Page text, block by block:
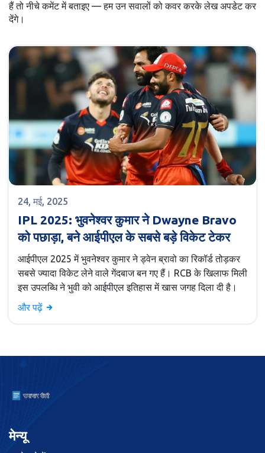
हैं तो नीचे कमेंट में बताइए — हम उन सवालों को कवर करके लेख अपडेट कर
देंगे।
24, मई, 2025
IPL 2025: भुवनेश्वर कुमार ने Dwayne Bravo
को पछाड़ा, बने आईपीएल के सबसे बड़े विकेट टेकर
आईपीएल 2025 में भुवनेश्वर कुमार ने ड्वेन ब्रावो का रिकॉर्ड तोड़कर
सबसे ज्यादा विकेट लेने वाले गेंदबाज बन गए हैं। RCB के खिलाफ मिली
इस उपलब्धि ने भुवी को आईपीएल इतिहास में खास जगह दिला दी है।
और पढ़ें
मेन्यू